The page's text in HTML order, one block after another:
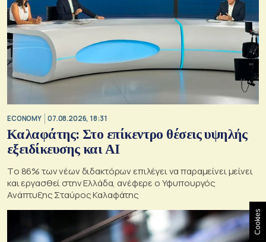
ECONOMY 07.08.2026, 18:31
Καλαφάτης: Στο επίκεντρο θέσεις υψηλής
εξειδίκευσης και AI
Tο 86% των νέων διδακτόρων επιλέγει να παραμείνει μείνει
και εργασθεί στην Ελλάδα, ανέφερε ο Υφυπουργός
Ανάπτυξης Σταύρος Καλαφάτης
Cookies